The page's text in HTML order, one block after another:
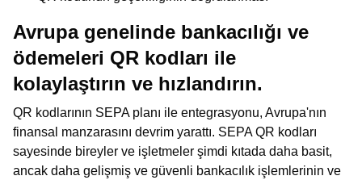
Avrupa genelinde bankacılığı ve
ödemeleri QR kodları ile
kolaylaştırın ve hızlandırın.
QR kodlarının SEPA planı ile entegrasyonu, Avrupa'nın
finansal manzarasını devrim yarattı. SEPA QR kodları
sayesinde bireyler ve işletmeler şimdi kıtada daha basit,
ancak daha gelişmiş ve güvenli bankacılık işlemlerinin ve